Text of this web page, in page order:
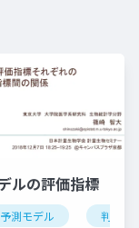
ルの評価指標
予測モデル 判別